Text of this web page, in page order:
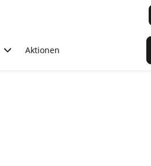
Aktionen